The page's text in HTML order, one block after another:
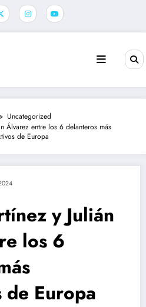
Uncategorized
Álvarez entre los 6 delanteros más
de Europa
y Julián
los 6
Europa